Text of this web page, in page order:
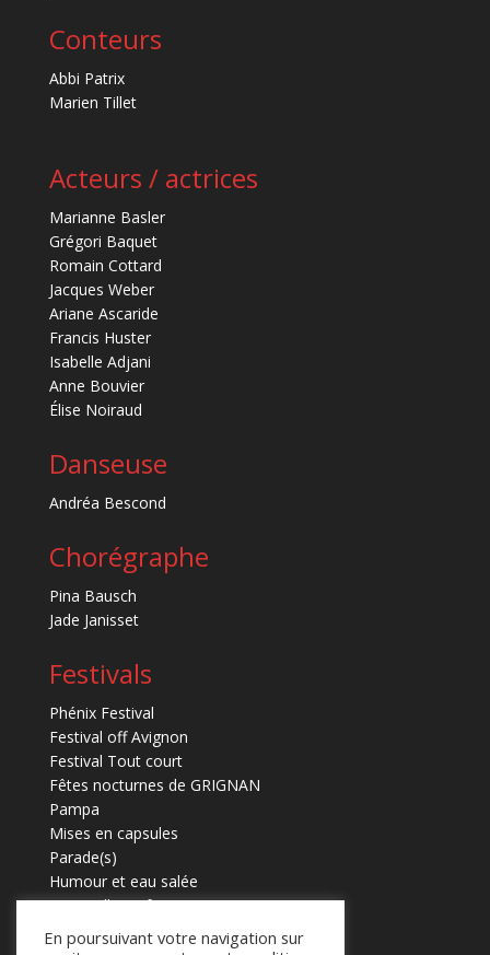
Conteurs
Abbi Patrix
Marien Tillet
Acteurs / actrices
Marianne Basler
Grégori Baquet
Romain Cottard
Jacques Weber
Ariane Ascaride
Francis Huster
Isabelle Adjani
Anne Bouvier
Élise Noiraud
Danseuse
Andréa Bescond
Chorégraphe
Pina Bausch
Jade Janisset
Festivals
Phénix Festival
Festival off Avignon
Festival Tout court
Fêtes nocturnes de GRIGNAN
Pampa
Mises en capsules
Parade(s)
Humour et eau salée
Marmaille en fugues
En poursuivant votre navigation sur